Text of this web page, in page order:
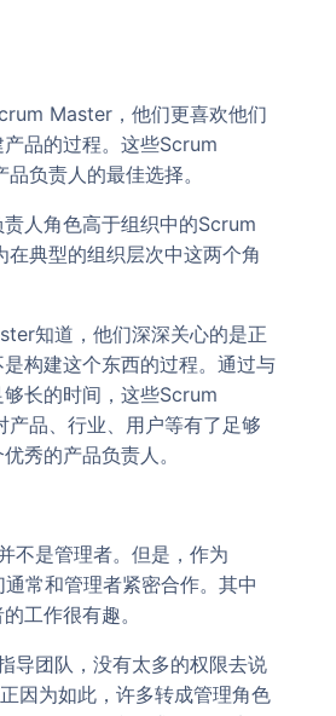
Master，他们更喜欢他们
品的过程。这些Scrum
负责人的最佳选择。
人角色高于组织中的Scrum
典型的组织层次中这两个角
知道，他们深深关心的是正
构建这个东西的过程。通过与
长的时间，这些Scrum
品、行业、用户等有了足够
秀的产品负责人。
不是管理者。但是，作为
常和管理者紧密合作。其中
工作很有趣。
导团队，没有太多的权限去说
因为如此，许多转成管理角色